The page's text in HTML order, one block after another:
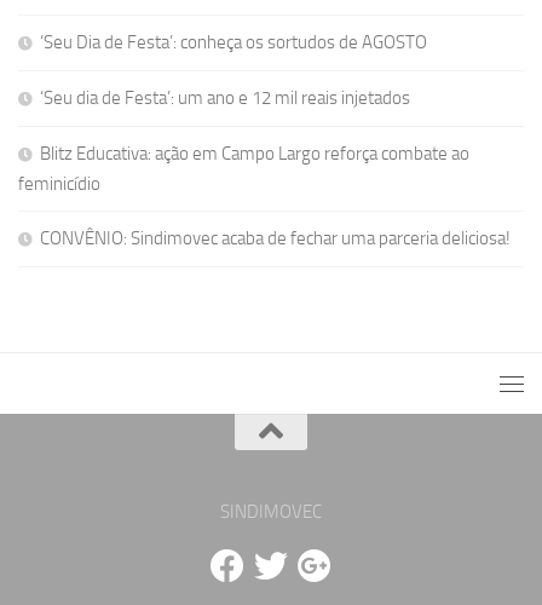
‘Seu Dia de Festa’: conheça os sortudos de AGOSTO
‘Seu dia de Festa’: um ano e 12 mil reais injetados
Blitz Educativa: ação em Campo Largo reforça combate ao
feminicídio
CONVÊNIO: Sindimovec acaba de fechar uma parceria deliciosa!
SINDIMOVEC